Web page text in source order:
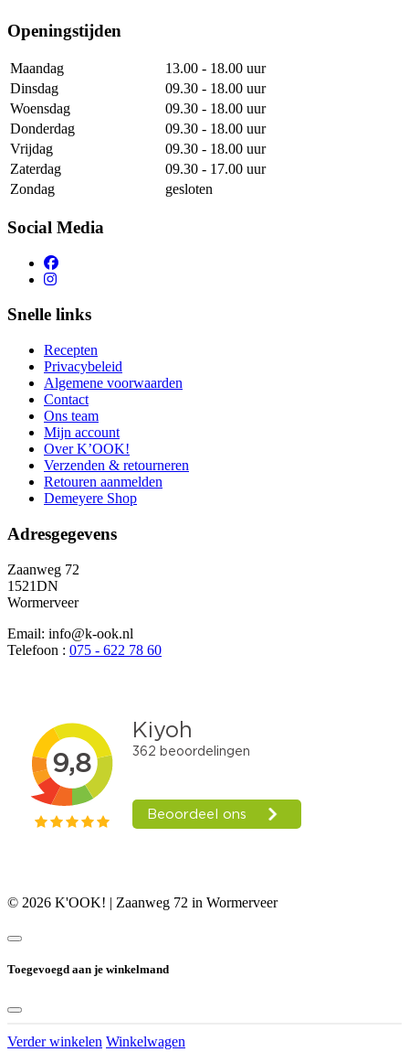
Openingstijden
Maandag
13.00 - 18.00 uur
Dinsdag
09.30 - 18.00 uur
Woensdag
09.30 - 18.00 uur
Donderdag
09.30 - 18.00 uur
Vrijdag
09.30 - 18.00 uur
Zaterdag
09.30 - 17.00 uur
Zondag
gesloten
Social Media
Snelle links
Recepten
Privacybeleid
Algemene voorwaarden
Contact
Ons team
Mijn account
Over K’OOK!
Verzenden & retourneren
Retouren aanmelden
Demeyere Shop
Adresgegevens
Zaanweg 72
1521DN
Wormerveer
Email: info@k-ook.nl
Telefoon : 075 - 622 78 60
© 2026 K'OOK! | Zaanweg 72 in Wormerveer
Toegevoegd aan je winkelmand
Verder winkelen Winkelwagen